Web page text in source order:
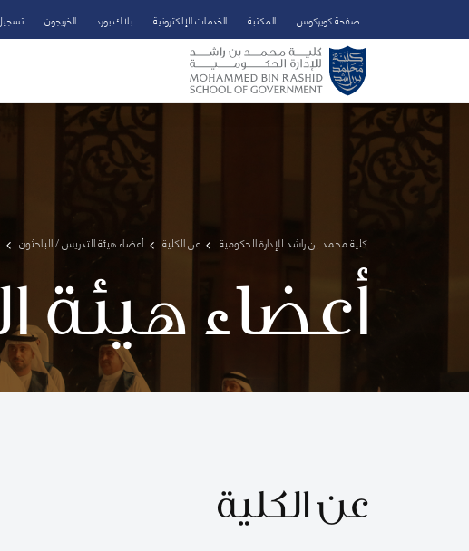
تخطي إلى المحتوى الرئيسي
فتح قائمة الوصول
صفحة كويركوس المكتبة الخدمات الإلكترونية بلاك بورد الخريجون
كلية محمد بن راشد للإدارة الحكومية عن الكلية أعضاء هيئة التدريس / الباحثون
أعضاء هيئة
عن الكلية